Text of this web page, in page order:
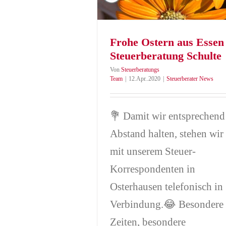
Frohe Ostern aus
Steuerberatung Schulte
Von Steuerberatungs
Team
12.Apr..2020 Steuerberater News
💐 Damit wir entsprechend
Abstand halten, stehen wir
mit unserem Steuer-
Korrespondenten in
Osterhausen telefonisch in
Verbindung.😂 Besondere
Zeiten, besondere